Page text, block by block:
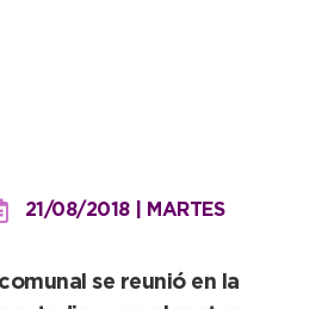
21/08/2018 | MARTES
se reunió en la